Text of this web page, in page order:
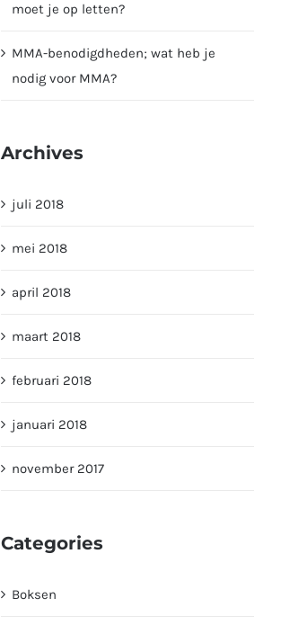
moet je op letten?
MMA-benodigdheden; wat heb je
nodig voor MMA?
Archives
juli 2018
mei 2018
april 2018
maart 2018
februari 2018
januari 2018
november 2017
Categories
Boksen